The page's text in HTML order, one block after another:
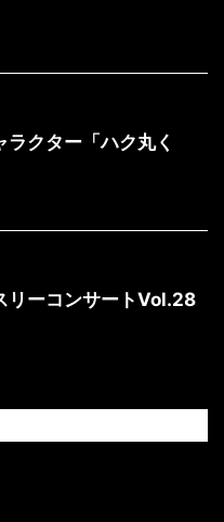
ラクター「ハク丸く
リーコンサートVol.28